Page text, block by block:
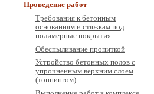
Проведение работ
Требования к бетонным
основаниям и стяжкам под
полимерные покрытия
Обеспыливание пропиткой
Устройство бетонных полов с
упрочненным верхним слоем
(топпингом)